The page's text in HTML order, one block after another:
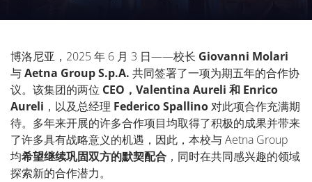
博洛尼亚， 2025 年 6 月 3 日——校长 Giovanni Molari
与Aetna Group S.p.A. 共同签署了一项为期五年的合作协
议。该集团的两位 CEO，Valentina Aureli 和 Enrico
Aureli ，以及总经理 Federico Spallino对此项合作充满期
待。多年来开展的许多合作项目均取得了积极的成果并带来
了许多具有战略意义的机遇，因此，本校与Aetna Group
均希望继续巩固双方的默契配合 ，同时在共同感兴趣的领域
探索新的合作潜力。